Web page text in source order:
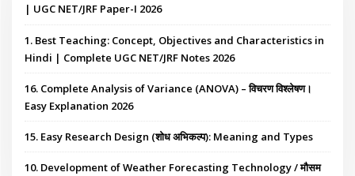
| UGC NET/JRF Paper-I 2026
1. Best Teaching: Concept, Objectives and Characteristics in
Hindi | Complete UGC NET/JRF Notes 2026
16. Complete Analysis of Variance (ANOVA) – विचरण विश्लेषण।
Easy Explanation 2026
15. Easy Research Design (शोध अभिकल्प): Meaning and Types
10. Development of Weather Forecasting Technology / मौसम